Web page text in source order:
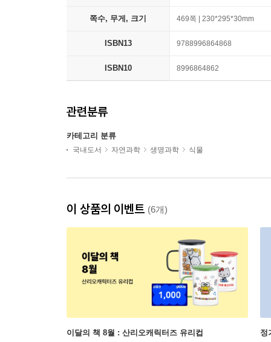
쪽수, 무게, 크기 469쪽 | 230*295*30mm
ISBN13 9788996864868
ISBN10 8996864862
관련분류
카테고리 분류
국내도서 자연과학 생명과학 식물
이 상품의 이벤트 (6개)
이달의 책 8월 : 산리오캐릭터즈 유리컵 정